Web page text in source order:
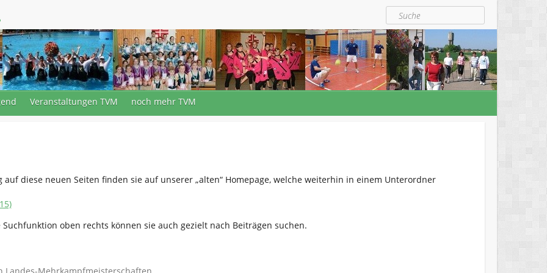
Suche
Veranstaltungen TVM noch mehr TVM
diese neuen Seiten finden sie auf unserer „alten“ Homepage, welche weiterhin in einem Unterordner
oben rechts können sie auch gezielt nach Beiträgen suchen.